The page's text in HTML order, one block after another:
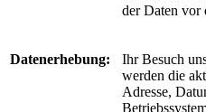
der Daten
Datenerhebung:
Ihr Besuch
werden die
Adresse,